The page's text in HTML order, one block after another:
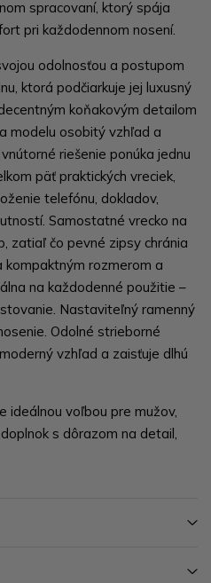
spracovaní, ktorý spája
pri každodennom nosení.
odolnosťou a postupom
ktorá podčiarkuje jej luxusný
koňakovým detailom
modelu osobitý vzhľad a
riešenie ponúka jednu
päť praktických vreciek,
telefónu, dokladov,
Samostatné vrecko na
zatiaľ čo pevné zipsy chránia
kompaktným rozmerom a
na každodenné použitie –
Nastaviteľný ramenný
Odolné strieborné
vzhľad a zaisťuje dlhú
ideálnou voľbou pre mužov,
s dôrazom na detail,